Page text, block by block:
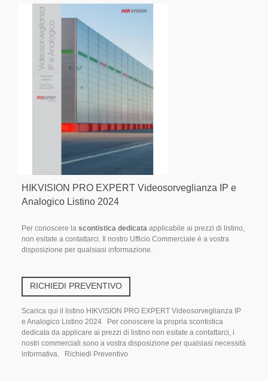
HIKVISION PRO EXPERT Videosorveglianza IP e
Analogico Listino 2024
Per conoscere la scontistica dedicata applicabile ai prezzi di listino,
non esitate a contattarci. Il nostro Ufficio Commerciale è a vostra
disposizione per qualsiasi informazione.
RICHIEDI PREVENTIVO
Scarica qui il listino HIKVISION PRO EXPERT Videosorveglianza IP
e Analogico Listino 2024 Per conoscere la propria scontistica
dedicata da applicare ai prezzi di listino non esitate a contattarci, i
nostri commerciali sono a vostra disposizione per qualsiasi necessità
informativa. Richiedi Preventivo